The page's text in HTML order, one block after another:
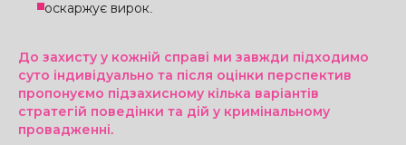
оскаржує вирок.
До захисту у кожній справі ми завжди підходимо
суто індивідуально та після оцінки перспектив
пропонуємо підзахисному кілька варіантів
стратегій поведінки та дій у кримінальному
провадженні.